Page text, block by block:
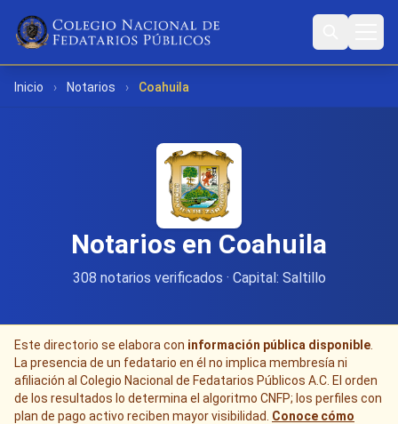
Inicio › Notarios › Coahuila
Notarios en Coahuila
308 notarios verificados · Capital: Saltillo
Este directorio se elabora con información pública disponible
La presencia de un fedatario en él no implica membresía ni
afiliación al Colegio Nacional de Fedatarios Públicos A.C. El orden
de los resultados lo determina el algoritmo CNFP; los perfiles con
plan de pago activo reciben mayor visibilidad. Conoce cómo